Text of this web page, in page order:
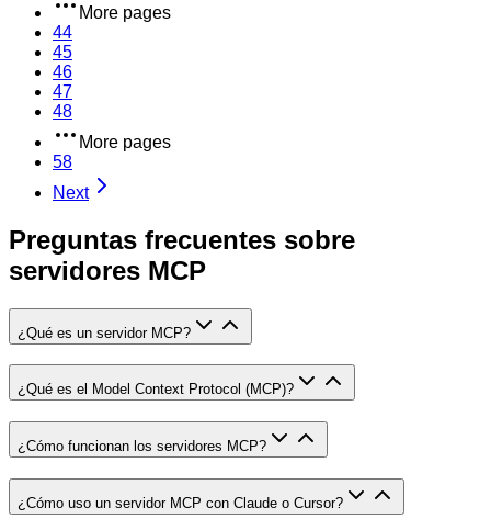
More pages
44
45
46
47
48
More pages
58
Next
Preguntas frecuentes sobre
servidores MCP
¿Qué es un servidor MCP?
¿Qué es el Model Context Protocol (MCP)?
¿Cómo funcionan los servidores MCP?
¿Cómo uso un servidor MCP con Claude o Cursor?